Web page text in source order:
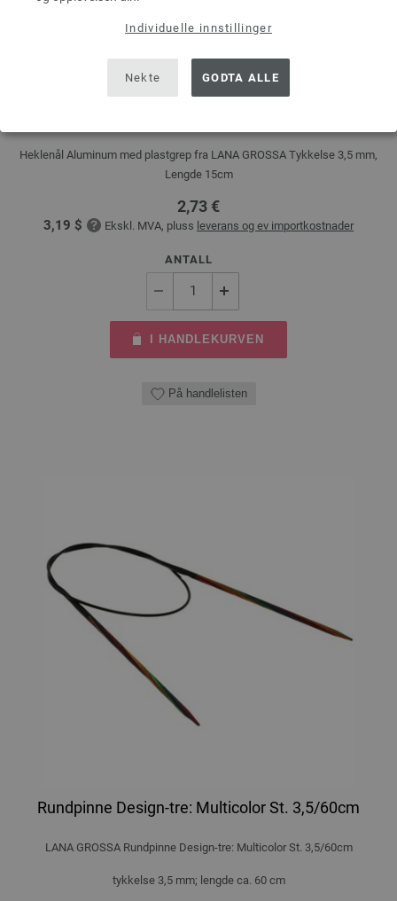
Individuelle innstillinger
Nekte GODTA ALLE
Heklenål Aluminum med plastgrep fra LANA GROSSA Tykkelse 3,5 mm,
Lengde 15cm
2,73 €
3,19 $ Ekskl. MVA, pluss leverans og ev importkostnader
ANTALL
I HANDLEKURVEN
På handlelisten
Rundpinne Design-tre: Multicolor St. 3,5/60cm
LANA GROSSA Rundpinne Design-tre: Multicolor St. 3,5/60cm
tykkelse 3,5 mm; lengde ca. 60 cm